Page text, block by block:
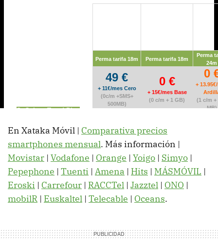
En Xataka Móvil | Comparativa precios
smartphones mensual. Más información |
Movistar | Vodafone | Orange | Yoigo | Simyo |
Pepephone | Tuenti | Amena | Hits | MÁSMÓVIL |
Eroski | Carrefour | RACCTel | Jazztel | ONO |
mobilR | Euskaltel | Telecable | Oceans.